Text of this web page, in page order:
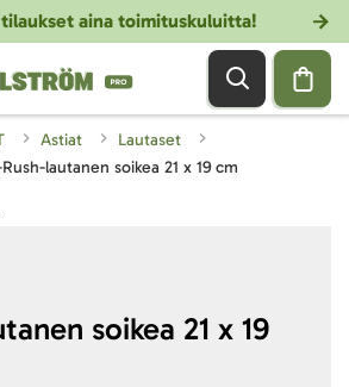
aina toimituskuluitta!
Astiat
Lautaset
Rush-lautanen soikea 21 x 19 cm
soikea 21 x 19